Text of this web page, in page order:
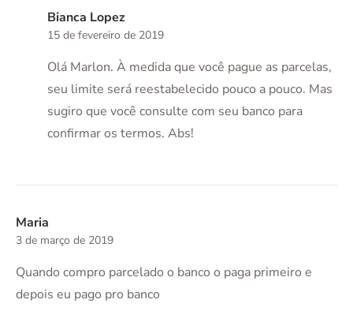
Bianca Lopez
15 de fevereiro de 2019
Olá Marlon. À medida que você pague as parcelas,
seu limite será reestabelecido pouco a pouco. Mas
sugiro que você consulte com seu banco para
confirmar os termos. Abs!
Maria
3 de março de 2019
Quando compro parcelado o banco o paga primeiro e
depois eu pago pro banco